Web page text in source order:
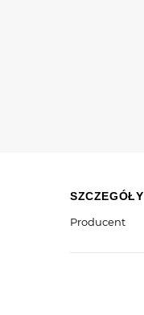
SZCZEGÓŁY
Producent